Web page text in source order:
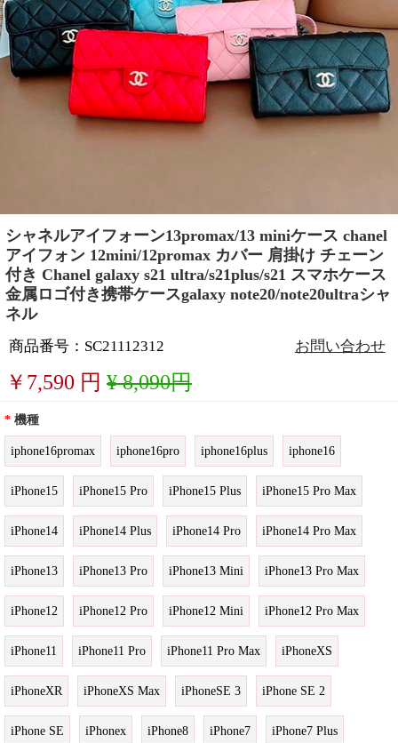
シャネルアイフォーン13promax/13 miniケース chanel
アイフォン 12mini/12promax カバー 肩掛け チェーン
付き Chanel galaxy s21 ultra/s21plus/s21 スマホケース
金属ロゴ付き携帯ケースgalaxy note20/note20ultraシャ
ネル
商品番号：SC21112312 お問い合わせ
￥ 7,590 円 ¥ 8,090円
* 機種
iphone16promax iphone16pro iphone16plus iphone16
iPhone15 iPhone15 Pro iPhone15 Plus iPhone15 Pro Max
iPhone14 iPhone14 Plus iPhone14 Pro iPhone14 Pro Max
iPhone13 iPhone13 Pro iPhone13 Mini iPhone13 Pro Max
iPhone12 iPhone12 Pro iPhone12 Mini iPhone12 Pro Max
iPhone11 iPhone11 Pro iPhone11 Pro Max iPhoneXS
iPhoneXR iPhoneXS Max iPhoneSE 3 iPhone SE 2
iPhone SE iPhonex iPhone8 iPhone7 iPhone7 Plus